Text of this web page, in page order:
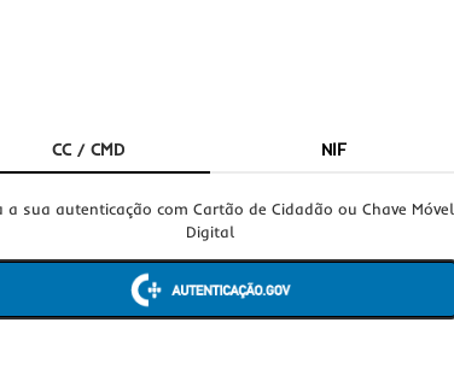
CC / CMD NIF
a sua autenticação com Cartão de Cidadão ou Chave Móvel
Digital